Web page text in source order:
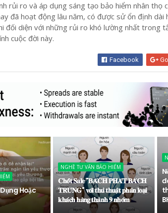
rủi ro và áp dụng sáng tạo bảo hiểm nhân thọ
đã hoạt động lâu năm, có được sử ổn định dài
đối diện với những rủi ro khó lường nhất trong
cuộc đời này.
Facebook
Dụng Hoặc
NGHỀ TƯ VẤN BẢO HIỂM
𝐂𝐡𝐨̂́𝐭 𝐒𝐚𝐥𝐞 "𝐁𝐀́𝐂𝐇 𝐏𝐇𝐀́𝐓 𝐁𝐀́𝐂𝐇
𝐓𝐑𝐔́𝐍𝐆" 𝐯𝐨̛́𝐢 𝐭𝐡𝐮̉ 𝐭𝐡𝐮𝐚̣̂𝐭 𝐩𝐡𝐚̂𝐧 𝐥𝐨𝐚̣𝐢
𝐤𝐡𝐚́𝐜𝐡 𝐡𝐚̀𝐧𝐠 𝐭𝐡𝐚̀𝐧𝐡 𝟗 𝐧𝐡𝐨́𝐦